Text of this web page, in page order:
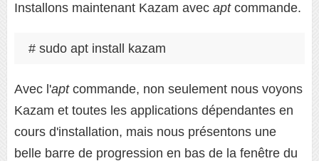
Installons maintenant Kazam avec aptcommande.
# sudo apt install kazam
Avec l'aptcommande, non seulement nous voyons
Kazam et toutes les applications dépendantes en
cours d'installation, mais nous présentons une
belle barre de progression en bas de la fenêtre du